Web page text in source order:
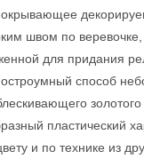
швом по веревочке,
для придания
способ
пластический
и по технике из